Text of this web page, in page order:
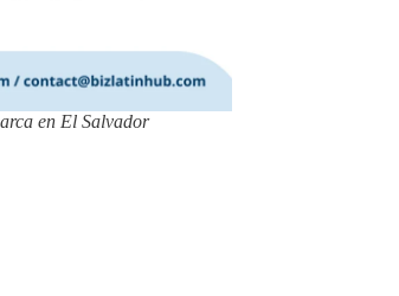
en El Salvador